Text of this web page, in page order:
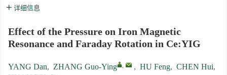
详细信息
Effect of the Pressure on Iron Magnetic
Resonance and Faraday Rotation in Ce:YIG
YANG Dan, ZHANG Guo-Ying , , HU Feng, CHEN Hui,